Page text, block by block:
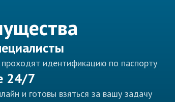
идентификацию по паспорту
24/7
и готовы взяться за вашу задачу